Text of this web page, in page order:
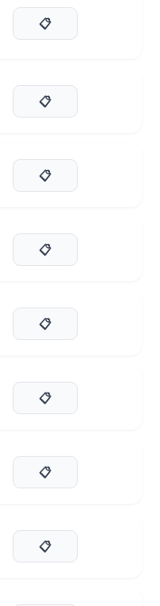
📋
📋
📋
📋
📋
📋
📋
📋